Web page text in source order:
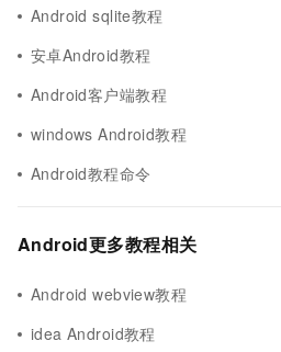
Android sqlite教程
安卓Android教程
Android客户端教程
windows Android教程
Android教程命令
Android更多教程相关
Android webview教程
idea Android教程